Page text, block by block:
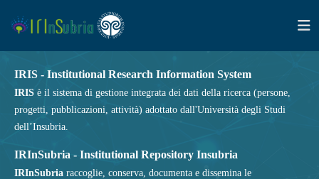
IRIS - Institutional Research Information System
IRIS è il sistema di gestione integrata dei dati della ricerca (persone,
progetti, pubblicazioni, attività) adottato dall'Università degli Studi
dell’Insubria.
IRInSubria - Institutional Repository Insubria
IRInSubria raccoglie, conserva, documenta e dissemina le